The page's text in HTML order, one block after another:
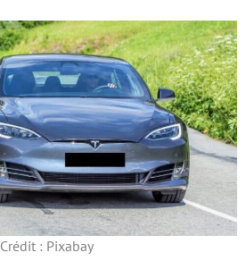
Crédit : Pixabay